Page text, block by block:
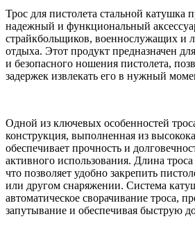
Трос для пистолета стальной катушка
надежный и функциональный
страйкбольщиков, военнослужащих и
отдыха. Этот продукт предназначен
и безопасного ношения пистолета,
задержек извлекать его в нужный
Одной из ключевых особенностей
конструкция, выполненная из
обеспечивает прочность и
активного использования. Длина троса
что позволяет удобно закрепить
или другом снаряжении. Система
автоматическое сворачивание троса,
запутывание и обеспечивая быструю